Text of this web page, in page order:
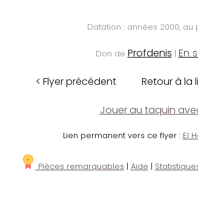
Datation : années 2000, au
Don de Profdenis | En
< Flyer précédent Retour à la
Jouer au taquin
Lien permanent vers ce flyer : El
Pièces remarquables | Aide |